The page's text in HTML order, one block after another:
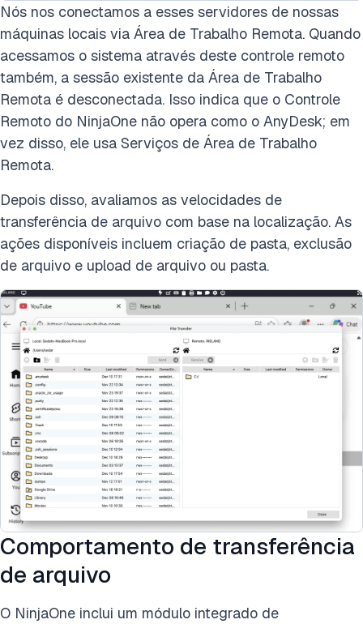
Nós nos conectamos a esses servidores de nossas
máquinas locais via Área de Trabalho Remota. Quando
acessamos o sistema através deste controle remoto
também, a sessão existente da Área de Trabalho
Remota é desconectada. Isso indica que o Controle
Remoto do NinjaOne não opera como o AnyDesk; em
vez disso, ele usa Serviços de Área de Trabalho
Remota.
Depois disso, avaliamos as velocidades de
transferência de arquivo com base na localização. As
ações disponíveis incluem criação de pasta, exclusão
de arquivo e upload de arquivo ou pasta.
Comportamento de transferência
de arquivo
O NinjaOne inclui um módulo integrado de